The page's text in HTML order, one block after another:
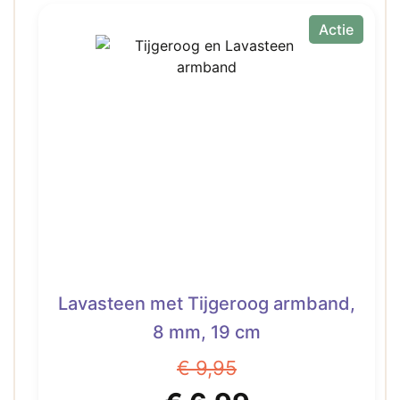
€ 7,50.
Actie
Lavasteen met Tijgeroog armband,
8 mm, 19 cm
€9,95